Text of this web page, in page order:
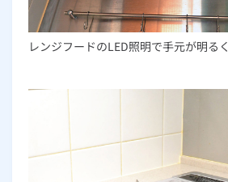
レンジフードのLED照明で手元が明るく